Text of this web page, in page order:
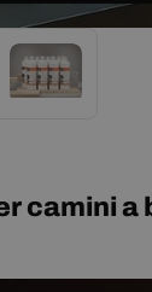
camini a